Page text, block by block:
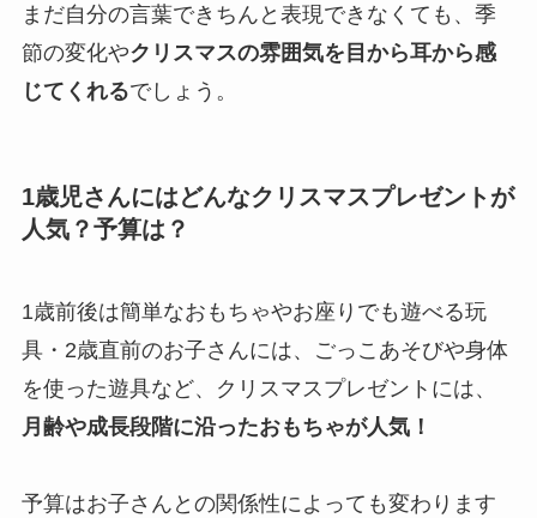
まだ自分の言葉できちんと表現できなくても、季
節の変化やクリスマスの雰囲気を目から耳から感
じてくれるでしょう。
1歳児さんにはどんなクリスマスプレゼントが
人気？予算は？
1歳前後は簡単なおもちゃやお座りでも遊べる玩
具・2歳直前のお子さんには、ごっこあそびや身体
を使った遊具など、クリスマスプレゼントには、
月齢や成長段階に沿ったおもちゃが人気！
予算はお子さんとの関係性によっても変わります